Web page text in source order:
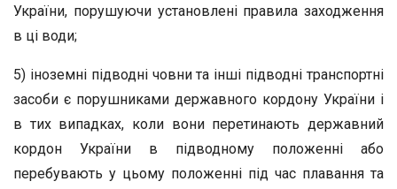
України, порушуючи установлені правила заходження
в ці води;
5) іноземні підводні човни та інші підводні транспортні
засоби є порушниками державного кордону України і
в тих випадках, коли вони перетинають державний
кордон України в підводному положенні або
перебувають у цьому положенні під час плавання та